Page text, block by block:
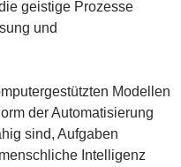
geistige Prozesse
und
Modellen
der Automatisierung
sind, Aufgaben
Intelligenz